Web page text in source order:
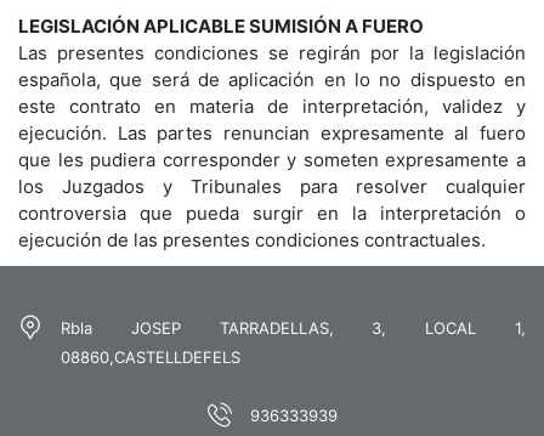
LEGISLACIÓN APLICABLE SUMISIÓN A FUERO
Las presentes condiciones se regirán por la legislación
española, que será de aplicación en lo no dispuesto en
este contrato en materia de interpretación, validez y
ejecución. Las partes renuncian expresamente al fuero
que les pudiera corresponder y someten expresamente a
los Juzgados y Tribunales para resolver cualquier
controversia que pueda surgir en la interpretación o
ejecución de las presentes condiciones contractuales.
Rbla JOSEP TARRADELLAS, 3, LOCAL 1,
08860,CASTELLDEFELS
936333939